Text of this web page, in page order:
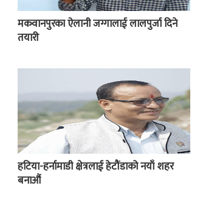
मकवानपुरका ऐलानी जग्गालाई लालपुर्जा दिने
तयारी
हटिया-हर्नामाडी क्षेत्रलाई हेटौंडाको नयाँ शहर
बनाऔं